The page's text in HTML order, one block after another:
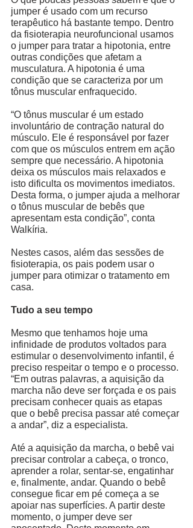
jumper é usado com um recurso
terapêutico há bastante tempo. Dentro
da fisioterapia neurofuncional usamos
o jumper para tratar a hipotonia, entre
outras condições que afetam a
musculatura. A hipotonia é uma
condição que se caracteriza por um
tônus muscular enfraquecido.
“O tônus muscular é um estado
involuntário de contração natural do
músculo. Ele é responsável por fazer
com que os músculos entrem em ação
sempre que necessário. A hipotonia
deixa os músculos mais relaxados e
isto dificulta os movimentos imediatos.
Desta forma, o jumper ajuda a melhorar
o tônus muscular de bebês que
apresentam esta condição”, conta
Walkíria.
Nestes casos, além das sessões de
fisioterapia, os pais podem usar o
jumper para otimizar o tratamento em
casa.
Tudo a seu tempo
Mesmo que tenhamos hoje uma
infinidade de produtos voltados para
estimular o desenvolvimento infantil, é
preciso respeitar o tempo e o processo.
“Em outras palavras, a aquisição da
marcha não deve ser forçada e os pais
precisam conhecer quais as etapas
que o bebê precisa passar até começar
a andar”, diz a especialista.
Até a aquisição da marcha, o bebê vai
precisar controlar a cabeça, o tronco,
aprender a rolar, sentar-se, engatinhar
e, finalmente, andar. Quando o bebê
consegue ficar em pé começa a se
apoiar nas superfícies. A partir deste
momento, o jumper deve ser